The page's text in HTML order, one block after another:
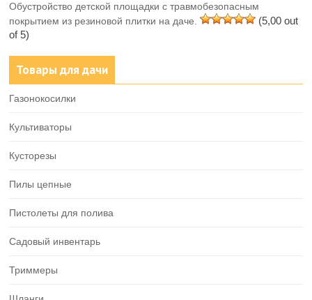
Обустройство детской площадки с травмобезопасным
покрытием из резиновой плитки на даче.
(5,00 out
of 5)
Товары для дачи
Газонокосилки
Культиваторы
Кусторезы
Пилы цепные
Пистолеты для полива
Садовый инвентарь
Триммеры